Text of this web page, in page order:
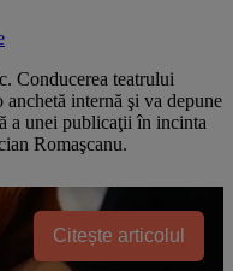
Conducerea teatrului
internă şi va depune
a unei publicaţii în incinta
Romaşcanu.
Citește articolul